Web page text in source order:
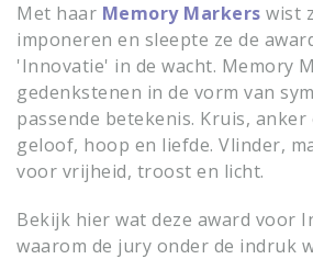
Met haar Memory Markers wist
imponeren en sleepte ze de
'Innovatie' in de wacht. Memory
gedenkstenen in de vorm van
passende betekenis. Kruis,
geloof, hoop en liefde. Vlinder,
voor vrijheid, troost en licht.
Bekijk hier wat deze award voor
waarom de jury onder de indruk